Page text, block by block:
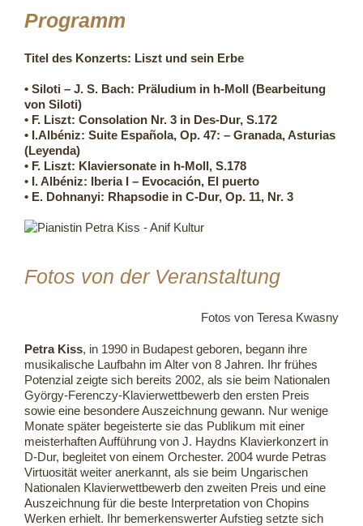
Programm
Titel des Konzerts: Liszt und sein Erbe
• Siloti – J. S. Bach: Präludium in h-Moll (Bearbeitung
von Siloti)
• F. Liszt: Consolation Nr. 3 in Des-Dur, S.172
• I.Albéniz: Suite Española, Op. 47: – Granada, Asturias
(Leyenda)
• F. Liszt: Klaviersonate in h-Moll, S.178
• I. Albéniz: Iberia I – Evocación, El puerto
• E. Dohnanyi: Rhapsodie in C-Dur, Op. 11, Nr. 3
Fotos von der Veranstaltung
Fotos von Teresa Kwasny
Petra Kiss, in 1990 in Budapest geboren, begann ihre
musikalische Laufbahn im Alter von 8 Jahren. Ihr frühes
Potenzial zeigte sich bereits 2002, als sie beim Nationalen
György-Ferenczy-Klavierwettbewerb den ersten Preis
sowie eine besondere Auszeichnung gewann. Nur wenige
Monate später begeisterte sie das Publikum mit einer
meisterhaften Aufführung von J. Haydns Klavierkonzert in
D-Dur, begleitet von einem Orchester. 2004 wurde Petras
Virtuosität weiter anerkannt, als sie beim Ungarischen
Nationalen Klavierwettbewerb den zweiten Preis und eine
Auszeichnung für die beste Interpretation von Chopins
Werken erhielt. Ihr bemerkenswerter Aufstieg setzte sich